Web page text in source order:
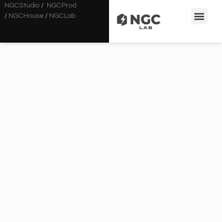
NGCStudio / NGCProd
/ NGCHouse / NGCLab